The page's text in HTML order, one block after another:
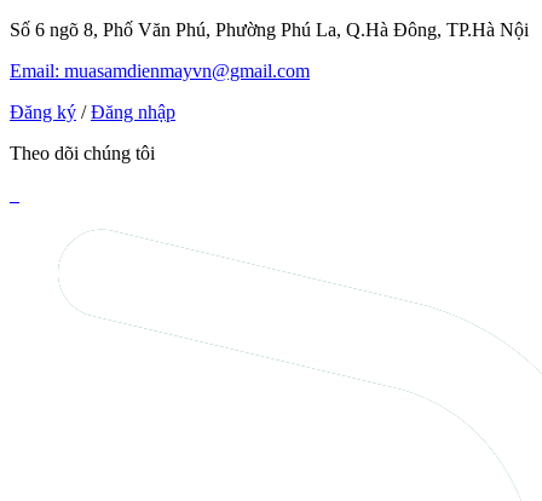
Số 6 ngõ 8, Phố Văn Phú, Phường Phú La, Q.Hà Đông, TP.Hà Nội
Email: muasamdienmayvn@gmail.com
Đăng ký / Đăng nhập
Theo dõi chúng tôi